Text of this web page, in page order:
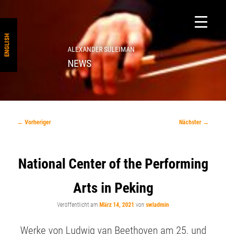
ENGLISH ALEXANDER SULEIMAN
NEWS
Beitragsnavigation
← Vorheriger Nächster →
National Center of the Performing
Arts in Peking
Veröffentlicht am März 14, 2021 von swladmin
Werke von Ludwig van Beethoven am 25. und